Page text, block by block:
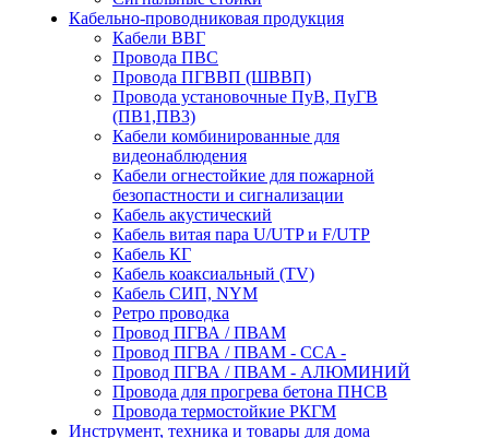
Кабельно-проводниковая продукция
Кабели ВВГ
Провода ПВС
Провода ПГВВП (ШВВП)
Провода установочные ПуВ, ПуГВ
(ПВ1,ПВ3)
Кабели комбинированные для
видеонаблюдения
Кабели огнестойкие для пожарной
безопастности и сигнализации
Кабель акустический
Кабель витая пара U/UTP и F/UTP
Кабель КГ
Кабель коаксиальный (TV)
Кабель СИП, NYM
Ретро проводка
Провод ПГВА / ПВАМ
Провод ПГВА / ПВАМ - CCA -
Провод ПГВА / ПВАМ - АЛЮМИНИЙ
Провода для прогрева бетона ПНСВ
Провода термостойкие РКГМ
Инструмент, техника и товары для дома